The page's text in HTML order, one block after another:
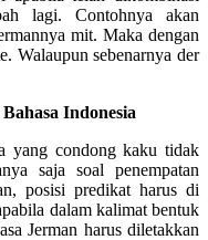
lagi. Contohnya akan
mit. Maka dengan
Walaupun sebenarnya der
Indonesia
yang condong kaku tidak
saja soal penempatan
posisi predikat harus di
dalam kalimat bentuk
Jerman harus diletakkan